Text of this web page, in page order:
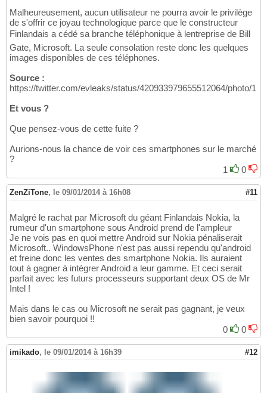
Malheureusement, aucun utilisateur ne pourra avoir le privilège
de s'offrir ce joyau technologique parce que le constructeur
Finlandais a cédé sa branche téléphonique à lentreprise de Bill
Gate, Microsoft. La seule consolation reste donc les quelques
images disponibles de ces téléphones.
Source :
https://twitter.com/evleaks/status/420933979655512064/photo/1
Et vous ?
Que pensez-vous de cette fuite ?
Aurions-nous la chance de voir ces smartphones sur le marché
?
1
0
ZenZiTone, le 09/01/2014 à 16h08 #11
Malgré le rachat par Microsoft du géant Finlandais Nokia, la
rumeur d'un smartphone sous Android prend de l'ampleur
Je ne vois pas en quoi mettre Android sur Nokia pénaliserait
Microsoft.. WindowsPhone n'est pas aussi rependu qu'android
et freine donc les ventes des smartphone Nokia. Ils auraient
tout à gagner à intégrer Android a leur gamme. Et ceci serait
parfait avec les futurs processeurs supportant deux OS de Mr
Intel !
Mais dans le cas ou Microsoft ne serait pas gagnant, je veux
bien savoir pourquoi !!
0
0
imikado, le 09/01/2014 à 16h39 #12